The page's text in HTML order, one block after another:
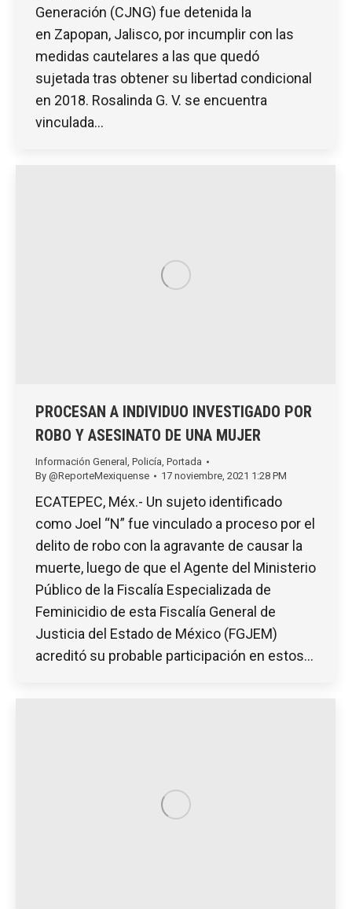
Generación (CJNG) fue detenida la
en Zapopan, Jalisco, por incumplir con las
medidas cautelares a las que quedó
sujetada tras obtener su libertad condicional
en 2018. Rosalinda G. V. se encuentra
vinculada…
PROCESAN A INDIVIDUO INVESTIGADO POR
ROBO Y ASESINATO DE UNA MUJER
Información General Policía Portada
By @ReporteMexiquense 17 noviembre, 2021 1:28 PM
ECATEPEC, Méx.- Un sujeto identificado
como Joel “N” fue vinculado a proceso por el
delito de robo con la agravante de causar la
muerte, luego de que el Agente del Ministerio
Público de la Fiscalía Especializada de
Feminicidio de esta Fiscalía General de
Justicia del Estado de México (FGJEM)
acreditó su probable participación en estos…